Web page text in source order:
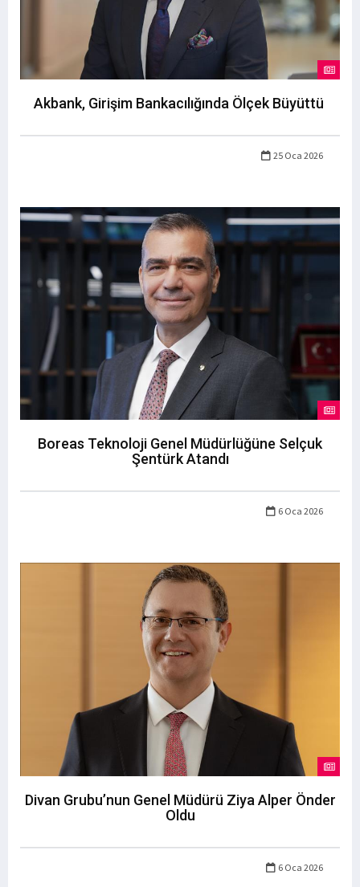
Akbank, Girişim Bankacılığında Ölçek Büyüttü
25 Oca 2026
Boreas Teknoloji Genel Müdürlüğüne Selçuk
Şentürk Atandı
6 Oca 2026
Divan Grubu’nun Genel Müdürü Ziya Alper Önder
Oldu
6 Oca 2026